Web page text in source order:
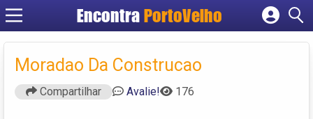
EncontraPortoVelho
Cadastrar empresa
Criar conta
Moradao Da Construcao
Compartilhar Avalie! 176